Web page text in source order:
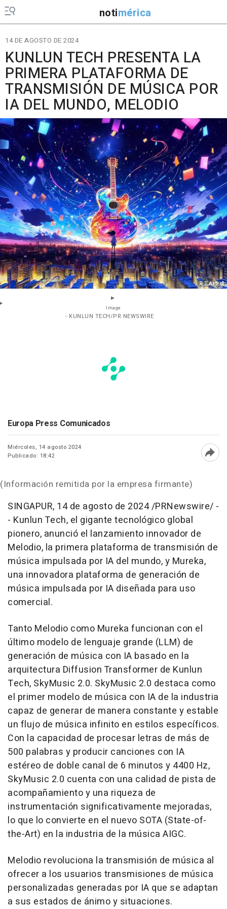
notimérica
14 DE AGOSTO DE 2024
KUNLUN TECH PRESENTA LA
PRIMERA PLATAFORMA DE
TRANSMISIÓN DE MÚSICA POR
IA DEL MUNDO, MELODIO
Image
- KUNLUN TECH/PR NEWSWIRE
Europa Press Comunicados
Miércoles, 14 agosto 2024
Publicado: 18:42
(Información remitida por la empresa firmante)
SINGAPUR, 14 de agosto de 2024/PRNewswire/ -
- Kunlun Tech, el gigante tecnológico global
pionero, anunció el lanzamiento innovador de
Melodio, la primera plataforma de transmisión de
música impulsada por IA del mundo, y Mureka,
una innovadora plataforma de generación de
música impulsada por IA diseñada para uso
comercial.
Tanto Melodio como Mureka funcionan con el
último modelo de lenguaje grande (LLM) de
generación de música con IA basado en la
arquitectura Diffusion Transformer de Kunlun
Tech, SkyMusic 2.0. SkyMusic 2.0 destaca como
el primer modelo de música con IA de la industria
capaz de generar de manera constante y estable
un flujo de música infinito en estilos específicos.
Con la capacidad de procesar letras de más de
500 palabras y producir canciones con IA
estéreo de doble canal de 6 minutos y 4400 Hz,
SkyMusic 2.0 cuenta con una calidad de pista de
acompañamiento y una riqueza de
instrumentación significativamente mejoradas,
lo que lo convierte en el nuevo SOTA (State-of-
the-Art) en la industria de la música AIGC.
Melodio revoluciona la transmisión de música al
ofrecer a los usuarios transmisiones de música
personalizadas generadas por IA que se adaptan
a sus estados de ánimo y situaciones.